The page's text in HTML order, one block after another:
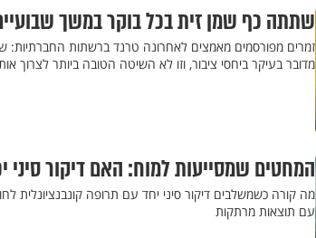
שתתה כף שמן זית בכל בוקר במשך
זמרים מפורסמים מאמצים לאחרונה טרנד ברשתות החברתיות:
מדובר בעיקר ביחסי ציבור, וזו לא השיטה הטובה ביותר לצרוך
המחטים שמסייעות למוח: האם דיקור סיני
מה קורה כשמשלבים דיקור סיני יחד עם תרופה קונבנציונלית
עם תוצאות מרתקות